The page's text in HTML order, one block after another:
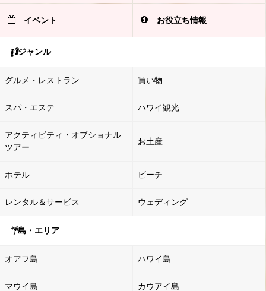
イベント お役立ち情報
ジャンル
グルメ・レストラン 買い物
スパ・エステ ハワイ観光
アクティビティ・オプショナル
ツアー
お土産
ホテル ビーチ
レンタル＆サービス ウェディング
島・エリア
オアフ島 ハワイ島
マウイ島 カウアイ島